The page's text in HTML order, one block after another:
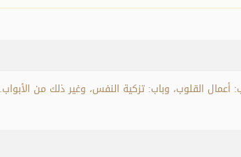
القلوب، وباب: تزكية النفس، وغير ذلك من